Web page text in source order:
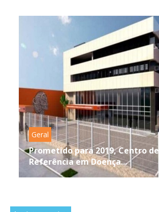
Geral
Prometido para 2019, Centro de
Referência em Doença...